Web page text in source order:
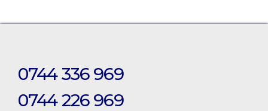
0744 336 969
0744 226 969